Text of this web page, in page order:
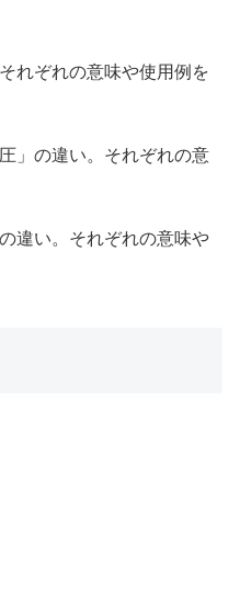
れぞれの意味や使用例を
」の違い。それぞれの意
違い。それぞれの意味や